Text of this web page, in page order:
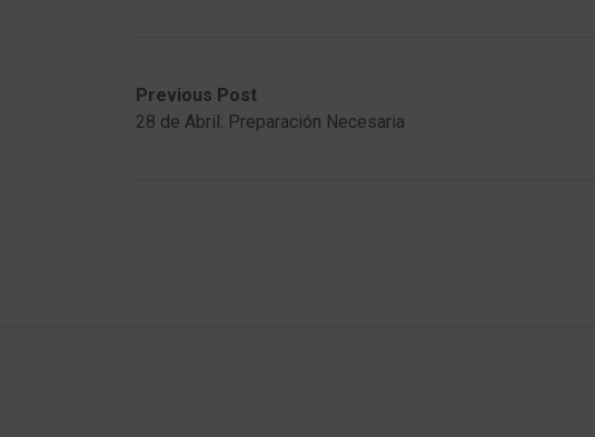
Previous Post
28 de Abril: Preparación Necesaria